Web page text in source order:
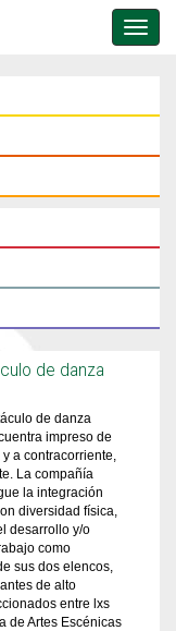
de
de danza
de danza
impreso de
a contracorriente,
La compañía
la integración
diversidad física,
desarrollo y/o
como
sus dos elencos,
de alto
entre lxs
de Artes Escénicas